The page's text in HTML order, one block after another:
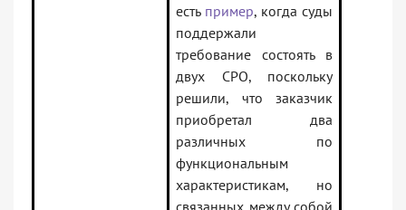
есть пример, когда суды
поддержали
требование состоять в
двух СРО, поскольку
решили, что заказчик
приобретал два
различных по
функциональным
характеристикам, но